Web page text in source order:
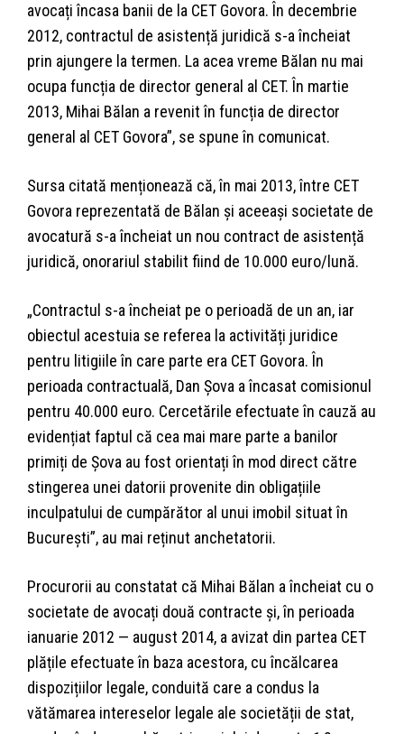
avocați încasa banii de la CET Govora. În decembrie
2012, contractul de asistență juridică s-a încheiat
prin ajungere la termen. La acea vreme Bălan nu mai
ocupa funcția de director general al CET. În martie
2013, Mihai Bălan a revenit în funcția de director
general al CET Govora”, se spune în comunicat.
Sursa citată menționează că, în mai 2013, între CET
Govora reprezentată de Bălan și aceeași societate de
avocatură s-a încheiat un nou contract de asistență
juridică, onorariul stabilit fiind de 10.000 euro/lună.
„Contractul s-a încheiat pe o perioadă de un an, iar
obiectul acestuia se referea la activități juridice
pentru litigiile în care parte era CET Govora. În
perioada contractuală, Dan Șova a încasat comisionul
pentru 40.000 euro. Cercetările efectuate în cauză au
evidențiat faptul că cea mai mare parte a banilor
primiți de Șova au fost orientați în mod direct către
stingerea unei datorii provenite din obligațiile
inculpatului de cumpărător al unui imobil situat în
București”, au mai reținut anchetatorii.
Procurorii au constatat că Mihai Bălan a încheiat cu o
societate de avocați două contracte și, în perioada
ianuarie 2012 — august 2014, a avizat din partea CET
plățile efectuate în baza acestora, cu încălcarea
dispozițiilor legale, conduită care a condus la
vătămarea intereselor legale ale societății de stat,